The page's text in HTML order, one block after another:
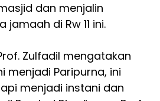
dan menjalin
di Rw 11 ini.
Zulfadil mengatakan
menjadi Paripurna, ini
menjadi instani dan